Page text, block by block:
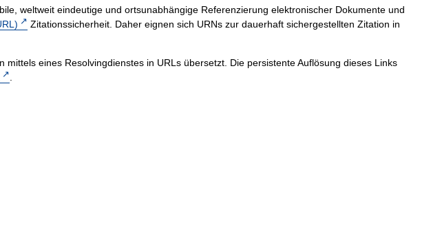
weltweit eindeutige und ortsunabhängige Referenzierung elektronischer Dokumente und
Zitationssicherheit. Daher eignen sich URNs zur dauerhaft sichergestellten Zitation in
eines Resolvingdienstes in URLs übersetzt. Die persistente Auflösung dieses Links
.